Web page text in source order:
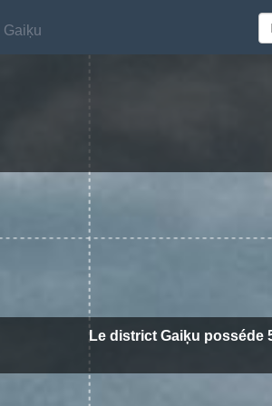
Gaiķu
Le district Gaiķu posséde
Gaiķu